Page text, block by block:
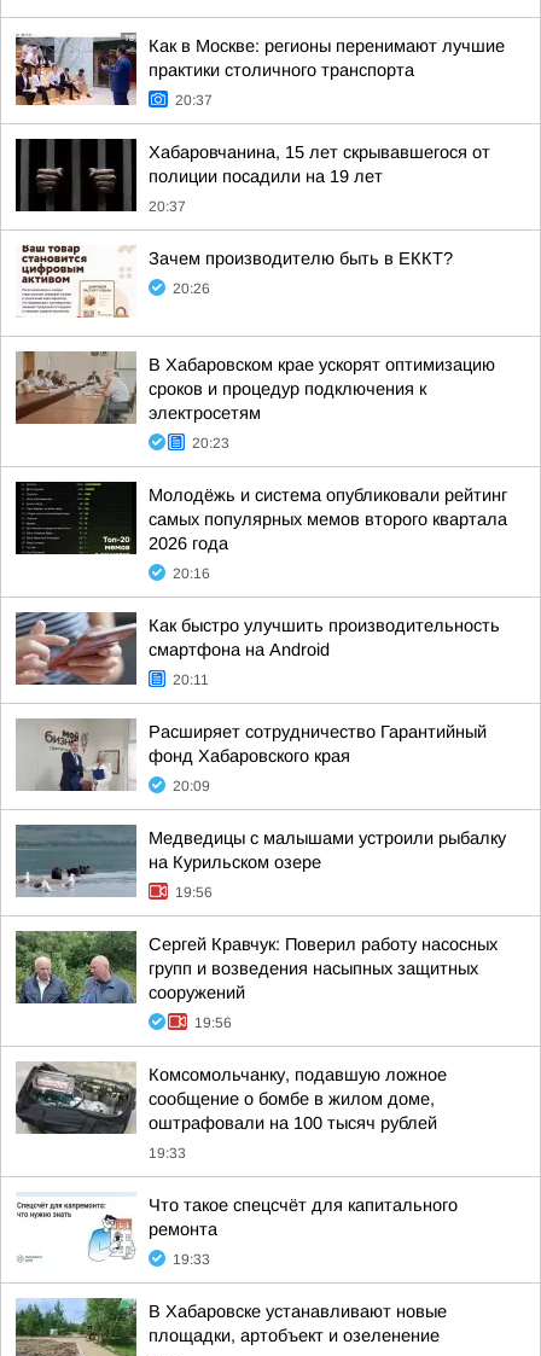
Как в Москве: регионы перенимают лучшие
практики столичного транспорта
20:37
Хабаровчанина, 15 лет скрывавшегося от
полиции посадили на 19 лет
20:37
Зачем производителю быть в ЕККТ?
20:26
В Хабаровском крае ускорят оптимизацию
сроков и процедур подключения к
электросетям
20:23
Молодёжь и система опубликовали рейтинг
самых популярных мемов второго квартала
2026 года
20:16
Как быстро улучшить производительность
смартфона на Android
20:11
Расширяет сотрудничество Гарантийный
фонд Хабаровского края
20:09
Медведицы с малышами устроили рыбалку
на Курильском озере
19:56
Сергей Кравчук: Поверил работу насосных
групп и возведения насыпных защитных
сооружений
19:56
Комсомольчанку, подавшую ложное
сообщение о бомбе в жилом доме,
оштрафовали на 100 тысяч рублей
19:33
Что такое спецсчёт для капитального
ремонта
19:33
В Хабаровске устанавливают новые
площадки, артобъект и озеленение